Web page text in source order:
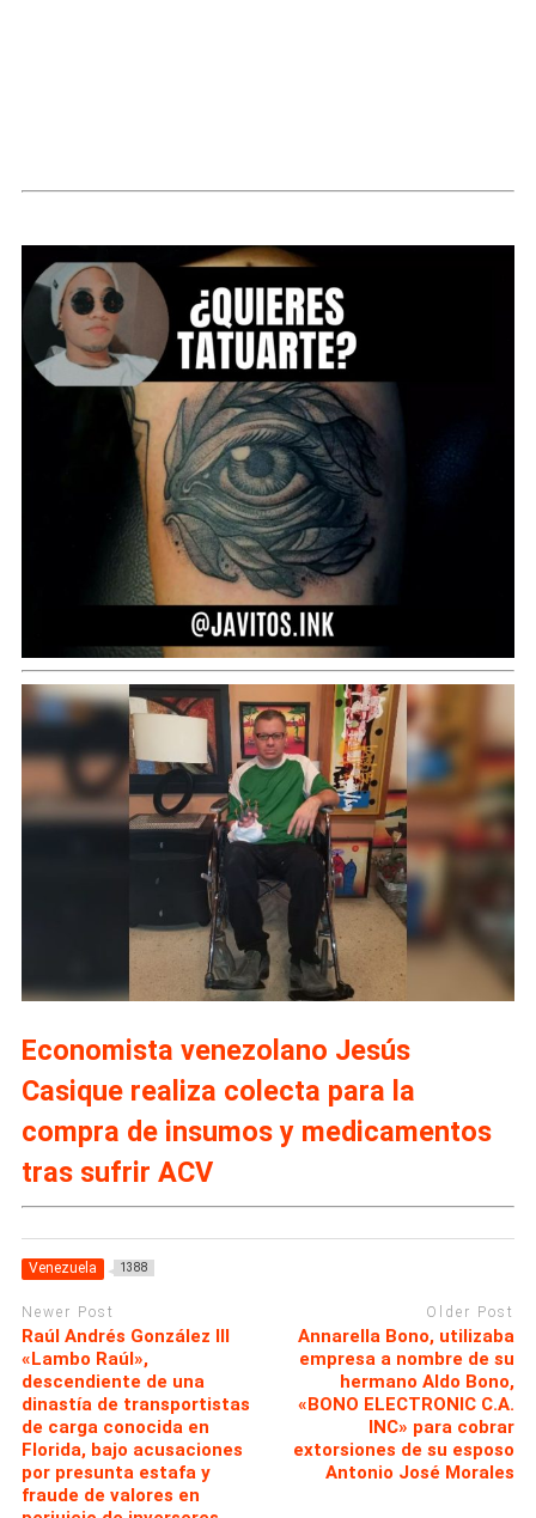
Economista venezolano Jesús
Casique realiza colecta para la
compra de insumos y medicamentos
tras sufrir ACV
Venezuela 1388
Newer Post
Raúl Andrés González III
«Lambo Raúl»,
descendiente de una
dinastía de transportistas
de carga conocida en
Florida, bajo acusaciones
por presunta estafa y
fraude de valores en
Older Post
Annarella Bono, utilizaba
empresa a nombre de su
hermano Aldo Bono,
«BONO ELECTRONIC C.A.
INC» para cobrar
extorsiones de su esposo
Antonio José Morales